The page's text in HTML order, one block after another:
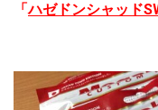
「ハゼドンシャッド